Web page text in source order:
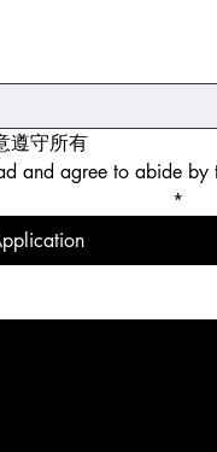
遵守所有
and agree to abide by
*